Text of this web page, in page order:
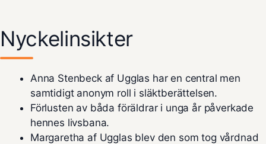
Nyckelinsikter
Anna Stenbeck af Ugglas har en central men
samtidigt anonym roll i släktberättelsen.
Förlusten av båda föräldrar i unga år påverkade
hennes livsbana.
Margaretha af Ugglas blev den som tog vårdnad